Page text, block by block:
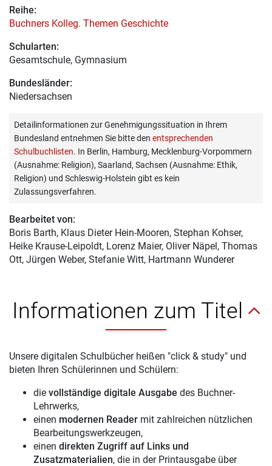
Reihe:
Buchners Kolleg. Themen Geschichte
Schularten:
Gesamtschule, Gymnasium
Bundesländer:
Niedersachsen
Detailinformationen zur Genehmigungssituation in Ihrem
Bundesland entnehmen Sie bitte den entsprechenden
Schulbuchlisten. In Berlin, Hamburg, Mecklenburg-Vorpommern
(Ausnahme: Religion), Saarland, Sachsen (Ausnahme: Ethik,
Religion) und Schleswig-Holstein gibt es kein
Zulassungsverfahren.
Bearbeitet von:
Boris Barth, Klaus Dieter Hein-Mooren, Stephan Kohser,
Heike Krause-Leipoldt, Lorenz Maier, Oliver Näpel, Thomas
Ott, Jürgen Weber, Stefanie Witt, Hartmann Wunderer
Informationen zum Titel
Unsere digitalen Schulbücher heißen "click & study" und
bieten Ihren Schülerinnen und Schülern:
die vollständige digitale Ausgabe des Buchner-
Lehrwerks,
einen modernen Reader mit zahlreichen nützlichen
Bearbeitungswerkzeugen,
einen direkten Zugriff auf Links und
Zusatzmaterialien, die in der Printausgabe über